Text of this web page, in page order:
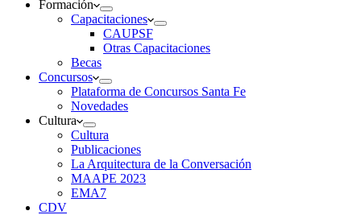
Formación
Capacitaciones
CAUPSF
Otras Capacitaciones
Becas
Concursos
Plataforma de Concursos Santa Fe
Novedades
Cultura
Cultura
Publicaciones
La Arquitectura de la Conversación
MAAPE 2023
EMA7
CDV